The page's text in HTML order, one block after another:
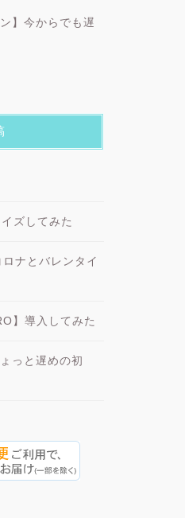
】今からでも遅
ズしてみた
ナとバレンタイ
】導入してみた
っと遅めの初